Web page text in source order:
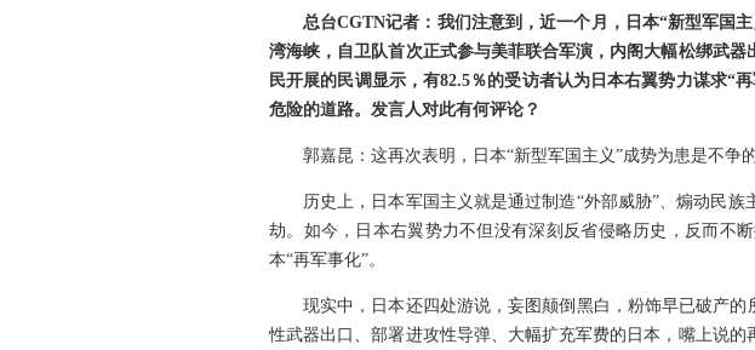
总台CGTN记者：我们注意到，近一个月，日本“新型军国
湾海峡，自卫队首次正式参与美菲联合军演，内阁大幅松绑武
民开展的民调显示，有82.5％的受访者认为日本右翼势力谋求“
危险的道路。发言人对此有何评论？
郭嘉昆：这再次表明，日本“新型军国主义”成势为患是不争
历史上，日本军国主义就是通过制造“外部威胁”、煽动民
劫。如今，日本右翼势力不但没有深刻反省侵略历史，反而不
本“再军事化”。
现实中，日本还四处游说，妄图颠倒黑白，粉饰早已破产
性武器出口、部署进攻性导弹、大幅扩充军费的日本，嘴上说